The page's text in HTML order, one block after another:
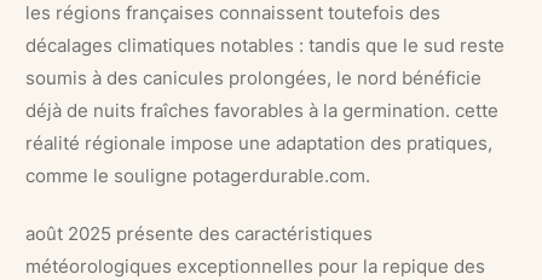
les régions françaises connaissent toutefois des
décalages climatiques notables : tandis que le sud reste
soumis à des canicules prolongées, le nord bénéficie
déjà de nuits fraîches favorables à la germination. cette
réalité régionale impose une adaptation des pratiques,
comme le souligne potagerdurable.com.
août 2025 présente des caractéristiques
météorologiques exceptionnelles pour la repique des